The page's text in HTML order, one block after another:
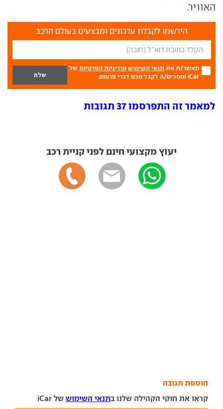
האוויר.
הירשמו לקבלת עדכונים ומבצעים בעולם הרכב
מאשר/ת את תנאי השימוש ומדיניות הפרטיות של
iCar ומסכים/ה לקבל מכם דברי פרסום.
למאמר זה התפרסמו 37 תגובות
יעוץ מקצועי חינם לפני קניית רכב
הוספת תגובה
קראו את חוקי הקהילה שלנו בתנאי השימוש של iCar